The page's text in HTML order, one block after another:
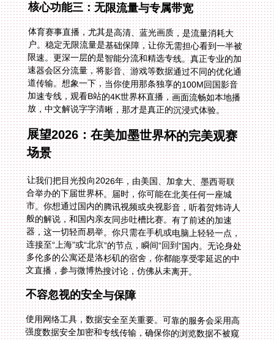
核心功能三：无限流量与专属带宽
体育赛事直播，尤其是高清、蓝光画质，是流量消耗大
户。稳定无限流量是基础保障，让你无需担心看到一半被
限速。更深一层的是智能分流和精选专线。真正专业的加
速器会区分流量，将影音、游戏等数据通过不同的优化通
道传输。想象一下，当你使用那条独享的100M回国影音
加速专线，观看B站的4K世界杯直播，画面流畅如本地播
放，中文解说字字清晰，那才是真正的沉浸式体验。
展望2026：在美加墨世界杯的完美观赛
场景
让我们把目光投向2026年，由美国、加拿大、墨西哥联
合举办的下届世界杯。届时，你可能在北美任何一座城
市。你想通过国内的腾讯视频或央视影音，听着贺炜诗人
般的解说，和国内亲友同步吐槽比赛。有了前述的加速
器，这一切轻而易举。你只需在手机或电脑上轻轻一点，
连接至“上海”或“北京”的节点，瞬间“回到”国内。无论身处
多伦多的公寓还是洛杉矶的宿舍，你都能享受零延迟的中
文直播，参与微博热搜讨论，仿佛从未离开。
不容忽视的安全与保障
使用网络工具，数据安全至关重要。可靠的服务会采用高
强度数据安全加密和专线传输，确保你的浏览数据不被窥
探，支付信息绝对安全。此外，售后实时保障和专业的技
术团队是隐形后盾。当你遇到连接问题，特别是在重大赛
事开场前，能快速找到人工客服并解决问题，这份安心感